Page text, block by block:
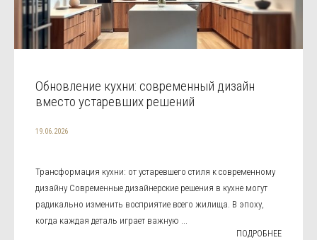
Обновление кухни: современный дизайн
вместо устаревших решений
19.06.2026
Трансформация кухни: от устаревшего стиля к современному
дизайну Современные дизайнерские решения в кухне могут
радикально изменить восприятие всего жилища. В эпоху,
когда каждая деталь играет важную ...
ПОДРОБНЕЕ